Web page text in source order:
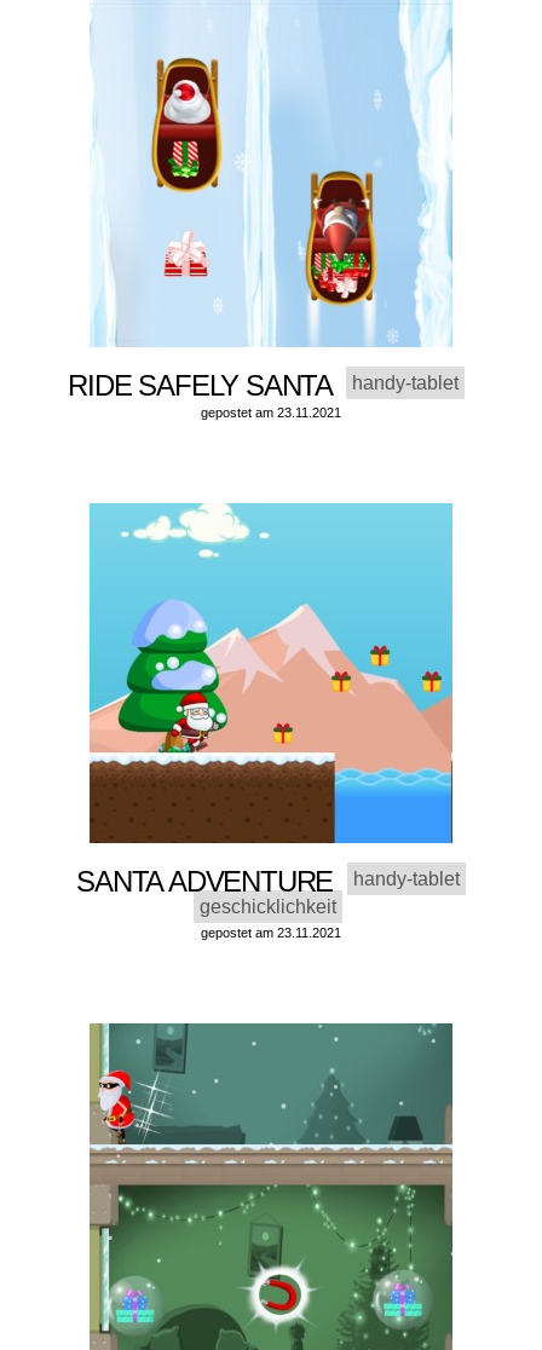
RIDE SAFELY SANTA handy-tablet
gepostet am 23.11.2021
SANTA ADVENTURE
handy-tablet
geschicklichkeit
gepostet am 23.11.2021